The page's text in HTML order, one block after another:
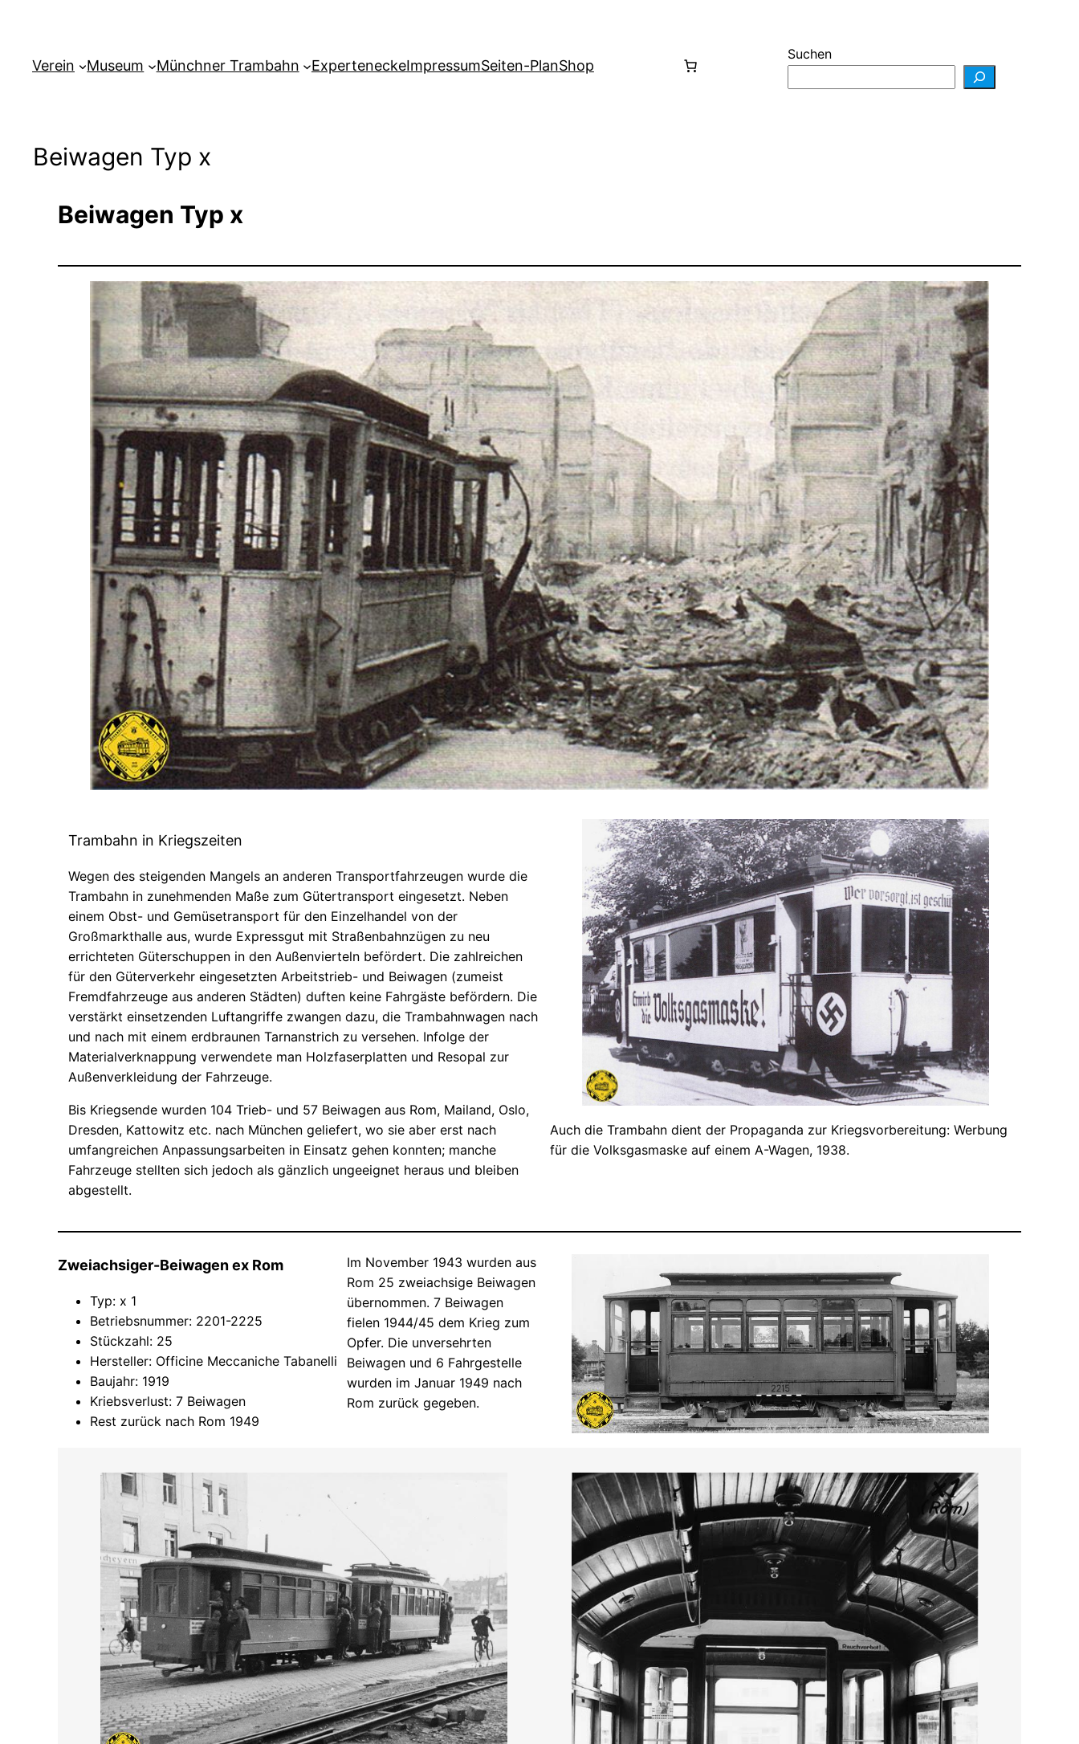
Verein Museum Münchner Trambahn ExperteneckeImpressumSeiten-PlanShop
Suchen
Beiwagen Typ x
Beiwagen Typ x
Trambahn in Kriegszeiten
Wegen des steigenden Mangels an anderen Transportfahrzeugen wurde die
Trambahn in zunehmenden Maße zum Gütertransport eingesetzt. Neben
einem Obst- und Gemüsetransport für den Einzelhandel von der
Großmarkthalle aus, wurde Expressgut mit Straßenbahnzügen zu neu
errichteten Güterschuppen in den Außenvierteln befördert. Die zahlreichen
für den Güterverkehr eingesetzten Arbeitstrieb- und Beiwagen (zumeist
Fremdfahrzeuge aus anderen Städten) duften keine Fahrgäste befördern. Die
verstärkt einsetzenden Luftangriffe zwangen dazu, die Trambahnwagen nach
und nach mit einem erdbraunen Tarnanstrich zu versehen. Infolge der
Materialverknappung verwendete man Holzfaserplatten und Resopal zur
Außenverkleidung der Fahrzeuge.
Bis Kriegsende wurden 104 Trieb- und 57 Beiwagen aus Rom, Mailand, Oslo,
Dresden, Kattowitz etc. nach München geliefert, wo sie aber erst nach
umfangreichen Anpassungsarbeiten in Einsatz gehen konnten; manche
Fahrzeuge stellten sich jedoch als gänzlich ungeeignet heraus und bleiben
abgestellt.
Auch die Trambahn dient der Propaganda zur Kriegsvorbereitung: Werbung
für die Volksgasmaske auf einem A-Wagen, 1938.
Zweiachsiger-Beiwagen ex Rom
Typ: x 1
Betriebsnummer: 2201-2225
Stückzahl: 25
Hersteller: Officine Meccaniche Tabanelli
Baujahr: 1919
Kriebsverlust: 7 Beiwagen
Rest zurück nach Rom 1949
Im November 1943 wurden aus
Rom 25 zweiachsige Beiwagen
übernommen. 7 Beiwagen
fielen 1944/45 dem Krieg zum
Opfer. Die unversehrten
Beiwagen und 6 Fahrgestelle
wurden im Januar 1949 nach
Rom zurück gegeben.